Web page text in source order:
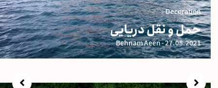
Decoration
حمل و نقل دریایی
Behnam Aeen 27.08.2021